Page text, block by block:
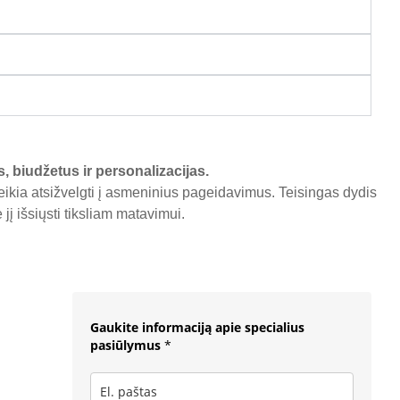
biudžetus ir personalizacijas.
atsižvelgti į asmeninius pageidavimus. Teisingas dydis
jį išsiųsti tiksliam matavimui.
Gaukite informaciją apie specialius
pasiūlymus *